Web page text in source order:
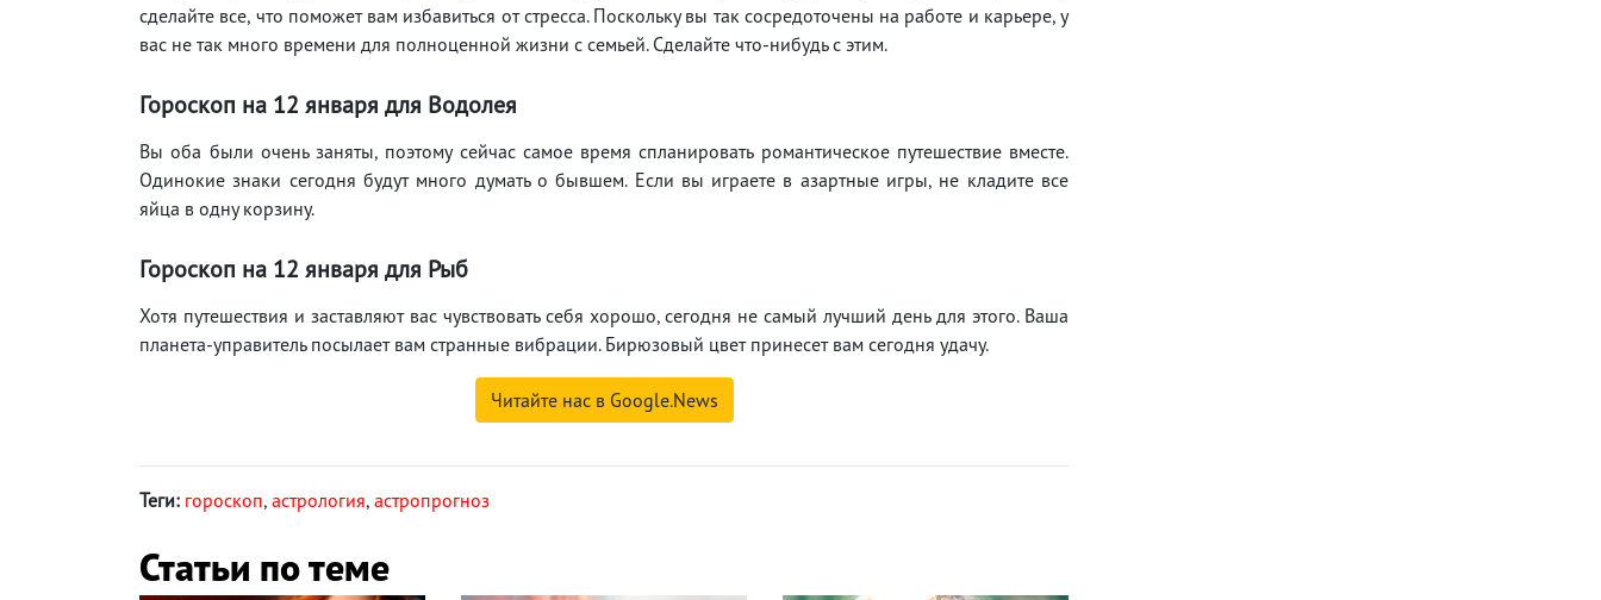
сделайте все, что поможет вам избавиться от стресса. Поскольку вы так сосредоточены на работе и карьере, у
вас не так много времени для полноценной жизни с семьей. Сделайте что-нибудь с этим.
Гороскоп на 12 января для Водолея
Вы оба были очень заняты, поэтому сейчас самое время спланировать романтическое путешествие вместе.
Одинокие знаки сегодня будут много думать о бывшем. Если вы играете в азартные игры, не кладите все
яйца в одну корзину.
Гороскоп на 12 января для Рыб
Хотя путешествия и заставляют вас чувствовать себя хорошо, сегодня не самый лучший день для этого. Ваша
планета-управитель посылает вам странные вибрации. Бирюзовый цвет принесет вам сегодня удачу.
Читайте нас в Google.News
Теги: гороскоп, астрология, астропрогноз
Статьи по теме